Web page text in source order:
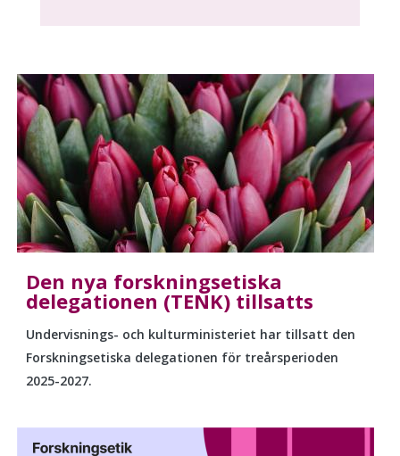
Den nya forskningsetiska
delegationen (TENK) tillsatts
Undervisnings- och kulturministeriet har tillsatt den
Forskningsetiska delegationen för treårsperioden
2025-2027.